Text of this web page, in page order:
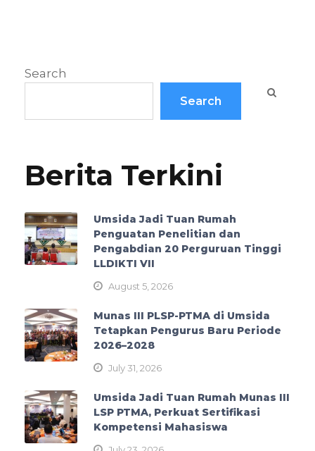
Search
Search
Berita Terkini
Umsida Jadi Tuan Rumah
Penguatan Penelitian dan
Pengabdian 20 Perguruan Tinggi
LLDIKTI VII
August 5, 2026
Munas III PLSP-PTMA di Umsida
Tetapkan Pengurus Baru Periode
2026–2028
July 31, 2026
Umsida Jadi Tuan Rumah Munas III
LSP PTMA, Perkuat Sertifikasi
Kompetensi Mahasiswa